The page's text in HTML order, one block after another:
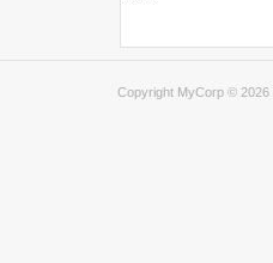
Copyright MyCorp ©